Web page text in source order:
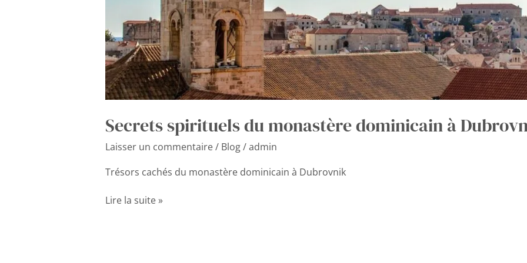
Secrets spirituels du monastère dominicain à
Laisser un commentaire/ Blog/admin
Trésors cachés du monastère dominicain à Dubrovnik
Lire la suite »